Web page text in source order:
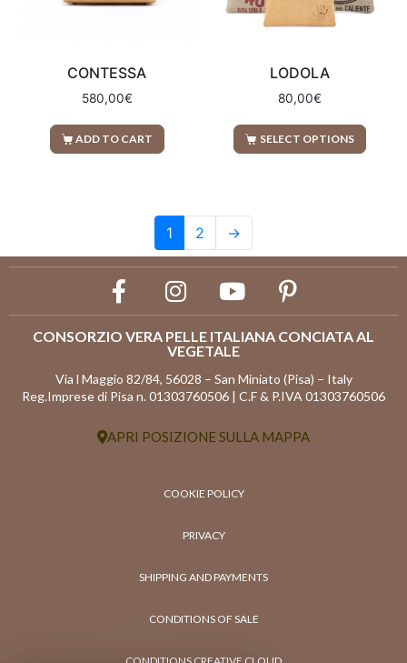
CONTESSA
580,00€
ADD TO CART
LODOLA
80,00€
SELECT OPTIONS
1 2 →
CONSORZIO VERA PELLE ITALIANA CONCIATA AL
VEGETALE
Via l Maggio 82/84, 56028 – San Miniato (Pisa) – Italy
Reg.Imprese di Pisa n. 01303760506 | C.F & P.IVA 01303760506
APRI POSIZIONE SULLA MAPPA
COOKIE POLICY
PRIVACY
SHIPPING AND PAYMENTS
CONDITIONS OF SALE